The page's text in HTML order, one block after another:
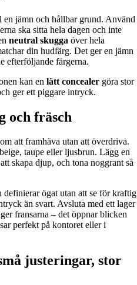
jämn och hållbar grund. Använd
ska sitta hela dagen och inte
neutral skugga över hela
din hudfärg. Det ger en jämn
efterföljande färgerna.
kan en lätt concealer göra stor
ger ett piggare intryck.
och fräsch
att framhäva utan att överdriva.
taupe eller ljusbrun. Lägg en
skapa djup, och tona noggrant så
definierar ögat utan att se för kraftig
än svart. Avsluta med ett lager
fransarna – det öppnar blicken
perfekt på kontoret eller i
justeringar, stor